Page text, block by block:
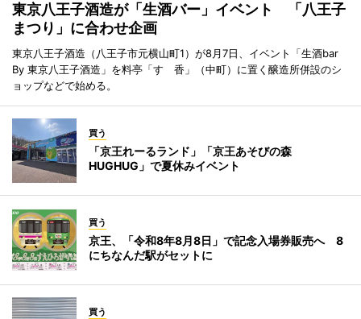
東京八王子酒造が「生酒バー」イベント 「八王子
まつり」に合わせ企画
東京八王子酒造（八王子市元横山町1）が8月7日、イベント「生酒bar
By 東京八王子酒造」を料亭「すゞ香」（中町）に置く醸造所併設のシ
ョップなどで始める。
買う
「京王れーるランド」「京王あそびの森
HUGHUG」で夏休みイベント
買う
京王、「令和8年8月8日」で記念入場券販売へ 8
にちなんだ駅がセットに
買う